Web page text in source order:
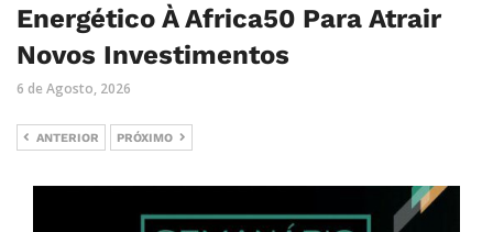
Energético À Africa50 Para Atrair
Novos Investimentos
6 de Agosto, 2026
ANTERIOR PRÓXIMO